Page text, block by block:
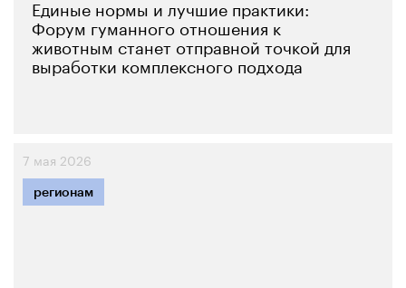
Единые нормы и лучшие практики:
Форум гуманного отношения к
животным станет отправной точкой для
выработки комплексного подхода
7 мая 2026
регионам